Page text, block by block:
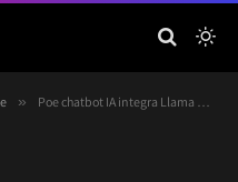
» Poe chatbot IA integra Llama 2 di Meta e aggiunge una app per MAC